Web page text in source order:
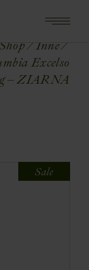
Inne
Excelso
– ZIARNA
Sale